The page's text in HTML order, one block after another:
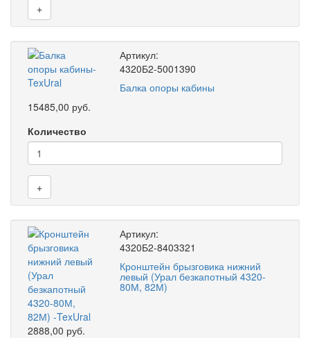
+
Артикул:
4320Б2-5001390
Балка опоры кабины
15485,00 руб.
Количество
+
Артикул:
4320Б2-8403321
Кронштейн брызговика нижний
левый (Урал безкапотный 4320-
80М, 82М)
2888,00 руб.